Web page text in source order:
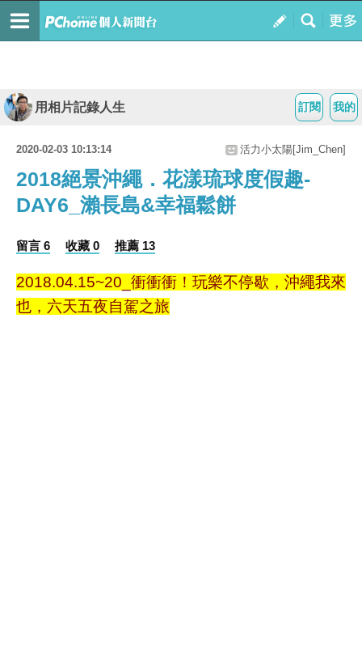
我的
訂閱
用相片記錄人生
2020-02-03 10:13:14 活力小太陽[Jim_Chen]
2018絕景沖繩．花漾琉球度假趣-
DAY6_瀨長島&幸福鬆餅
留言 6 收藏 0 推薦 13
2018.04.15~20_衝衝衝！玩樂不停歇，沖繩我來
也，六天五夜自駕之旅